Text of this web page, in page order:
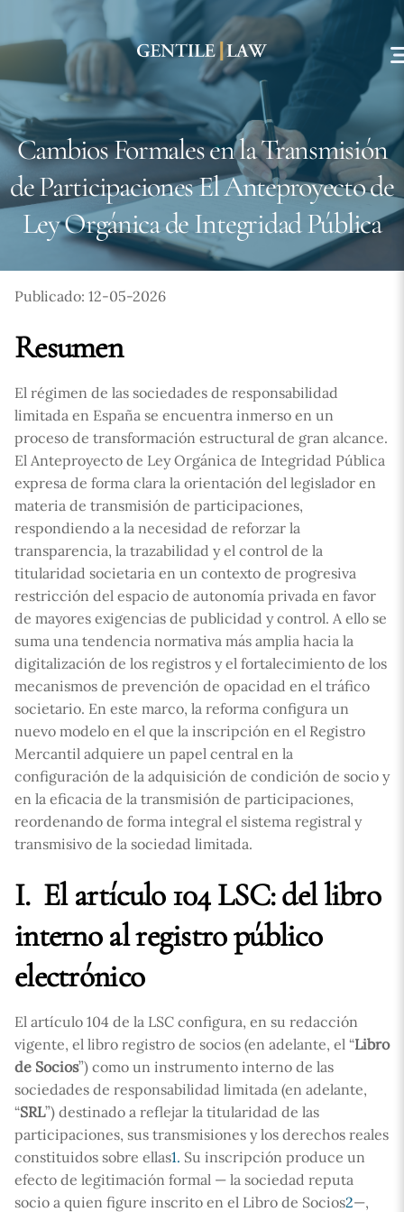
Cambios Formales en la Transmisión
de Participaciones El Anteproyecto de
Ley Orgánica de Integridad Pública
Publicado: 12-05-2026
Resumen
El régimen de las sociedades de responsabilidad
limitada en España se encuentra inmerso en un
proceso de transformación estructural de gran alcance.
El Anteproyecto de Ley Orgánica de Integridad Pública
expresa de forma clara la orientación del legislador en
materia de transmisión de participaciones,
respondiendo a la necesidad de reforzar la
transparencia, la trazabilidad y el control de la
titularidad societaria en un contexto de progresiva
restricción del espacio de autonomía privada en favor
de mayores exigencias de publicidad y control. A ello se
suma una tendencia normativa más amplia hacia la
digitalización de los registros y el fortalecimiento de los
mecanismos de prevención de opacidad en el tráfico
societario. En este marco, la reforma configura un
nuevo modelo en el que la inscripción en el Registro
Mercantil adquiere un papel central en la
configuración de la adquisición de condición de socio y
en la eficacia de la transmisión de participaciones,
reordenando de forma integral el sistema registral y
transmisivo de la sociedad limitada.
I. El artículo 104 LSC: del libro
interno al registro público
electrónico
El artículo 104 de la LSC configura, en su redacción
vigente, el libro registro de socios (en adelante, el “Libro
de Socios”) como un instrumento interno de las
sociedades de responsabilidad limitada (en adelante,
“SRL”) destinado a reflejar la titularidad de las
participaciones, sus transmisiones y los derechos reales
constituidos sobre ellas1. Su inscripción produce un
efecto de legitimación formal — la sociedad reputa
socio a quien figure inscrito en el Libro de Socios2—,